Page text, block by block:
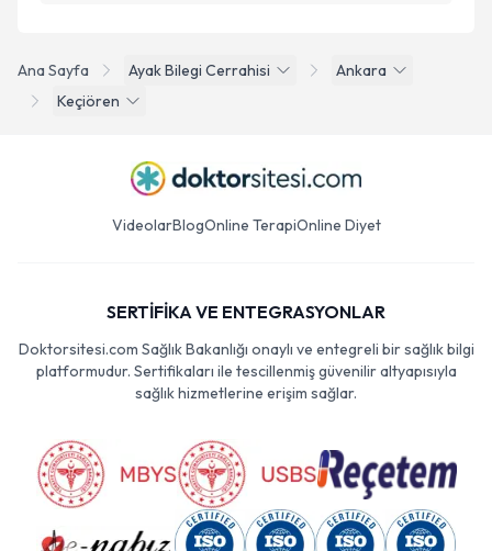
Ana Sayfa Ayak Bilegi Cerrahisi
Ankara
Keçiören
VideolarBlogOnline TerapiOnline Diyet
SERTİFİKA VE ENTEGRASYONLAR
Doktorsitesi.com Sağlık Bakanlığı onaylı ve entegreli bir sağlık bilgi
platformudur. Sertifikaları ile tescillenmiş güvenilir altyapısıyla
sağlık hizmetlerine erişim sağlar.